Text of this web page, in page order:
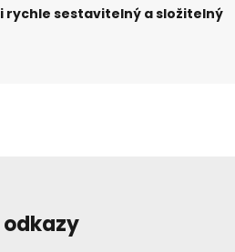
rychle sestavitelný a složitelný
odkazy